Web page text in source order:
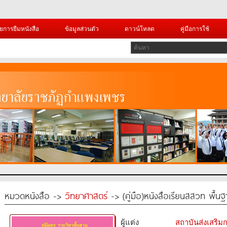
การยืมหนังสือ ข้อมูลส่วนตัว ดาวน์โหลด คู่มือการใช้
หมวดหนังสือ -> วิทยาศาสตร์-> (คู่มือ)หนังสือเรียนสสวท พื้นฐ
ผู้แต่ง สถาบันส่งเสริม